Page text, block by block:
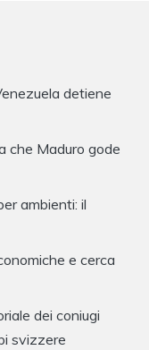
detiene
che Maduro gode
ambienti: il
e cerca
dei coniugi
svizzere